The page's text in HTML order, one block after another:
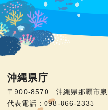
沖縄県庁
〒900-8570 沖縄県那覇市
代表電話：098-866-2333